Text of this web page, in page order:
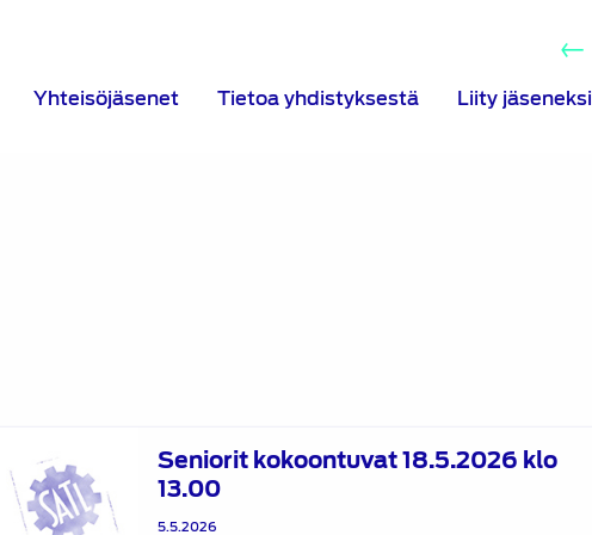
Yhteisöjäsenet Tietoa yhdistyksestä Liity jäseneksi
Seniorit kokoontuvat 18.5.2026 klo
13.00
5.5.2026
kokoontuvat
18.5.2026